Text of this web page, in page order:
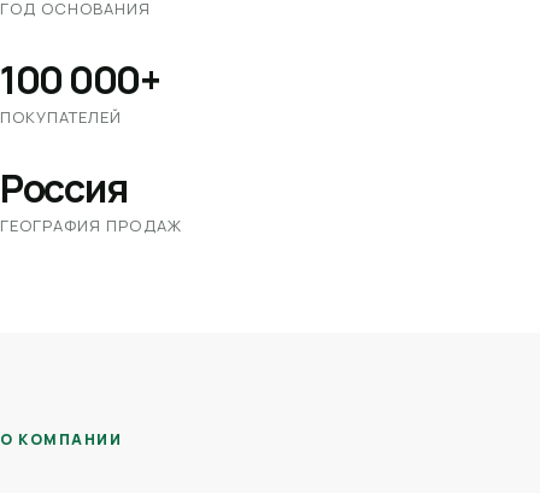
ГОД ОСНОВАНИЯ
100 000+
ПОКУПАТЕЛЕЙ
Россия
ГЕОГРАФИЯ ПРОДАЖ
О КОМПАНИИ